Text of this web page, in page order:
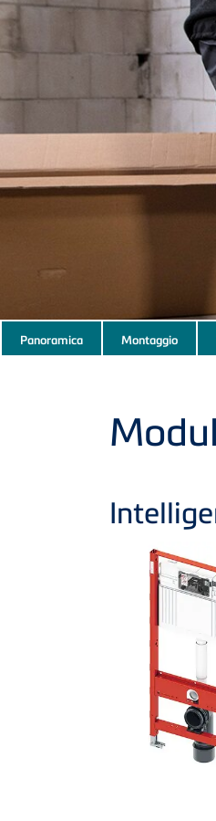
Subnavigation
of
Panoramica Montaggio